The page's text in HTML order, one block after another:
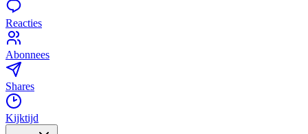
Reacties
Abonnees
Shares
Kijktijd